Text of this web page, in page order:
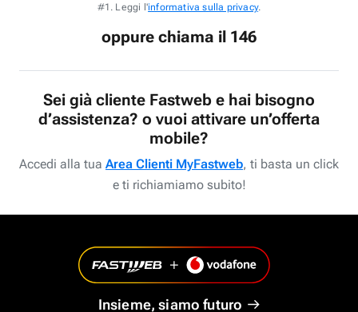
#1. Leggi l'informativa sulla privacy.
oppure chiama il 146
Sei già cliente Fastweb e hai bisogno
d’assistenza? o vuoi attivare un’offerta
mobile?
Accedi alla tua Area Clienti MyFastweb, ti basta un click
e ti richiamiamo subito!
Insieme, siamo futuro